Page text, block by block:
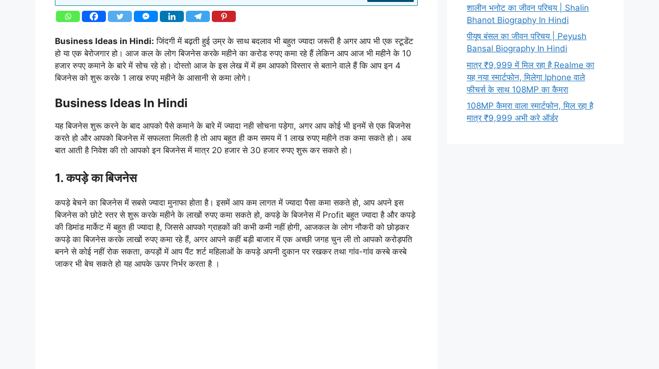
Business Ideas in Hindi: जिंदगी में बढ़ती हुई उम्र के साथ बदलाव भी बहुत ज्यादा जरूरी है अगर आप भी एक स्टूडेंट
हो या एक बेरोजगार हो। आज कल के लोग बिजनेस करके महीने का करोड रुपए कमा रहे हैं लेकिन आप आज भी महीने के 10
हजार रुपए कमाने के बारे में सोच रहे हो। दोस्तो आज के इस लेख में में हम आपको विस्तार से बताने वाले हैं कि आप इन 4
बिजनेस को शुरू करके 1 लाख रुपए महीने के आसानी से कमा लोगे।
Business Ideas In Hindi
यह बिजनेस शुरू करने के बाद आपको पैसे कमाने के बारे में ज्यादा नही सोचना पड़ेगा, अगर आप कोई भी इनमें से एक बिजनेस
करते हो और आपको बिजनेस में सफलता मिलती है तो आप बहुत ही कम समय में 1 लाख रुपए महीने तक कमा सकते हो। अब
बात आती है निवेश की तो आपको इन बिजनेस में मात्र 20 हजार से 30 हजार रुपए शुरू कर सकते हो।
1. कपड़े का बिजनेस
कपड़े बेचने का बिजनेस में सबसे ज्यादा मुनाफा होता है। इसमें आप कम लागत में ज्यादा पैसा कमा सकते हो, आप अपने इस
बिजनेस को छोटे स्तर से शुरू करके महीने के लाखों रुपए कमा सकते हो, कपड़े के बिजनेस में Profit बहुत ज्यादा है और कपड़े
की डिमांड मार्केट में बहुत ही ज्यादा है, जिससे आपको ग्राहकों की कभी कमी नहीं होगी, आजकल के लोग नौकरी को छोड़कर
कपड़े का बिजनेस करके लाखों रुपए कमा रहे हैं, अगर आपने कहीं बड़ी बाजार में एक अच्छी जगह चुन ली तो आपको करोड़पति
बनने से कोई नहीं रोक सकता, कपड़ों में आप पैंट शर्ट महिलाओं के कपड़े अपनी दुकान पर रखकर तथा गांव-गांव कस्बे कस्बे
जाकर भी बेच सकते हो यह आपके ऊपर निर्भर करता है ।
शालीन भनोट का जीवन परिचय | Shalin
Bhanot Biography In Hindi
पीयूष बंसल का जीवन परिचय | Peyush
Bansal Biography In Hindi
मात्र ₹9,999 में मिल रहा है Realme का
यह नया स्मार्टफोन, मिलेगा Iphone वाले
फीचर्स के साथ 108MP का कैमरा
108MP कैमरा वाला स्मार्टफोन, मिल रहा है
मात्र ₹9,999 अभी करे ऑर्डर